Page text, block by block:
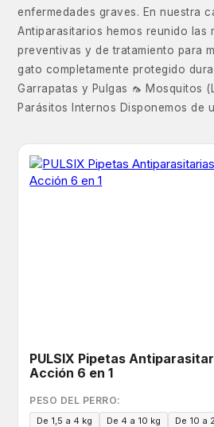
enfermedades graves. En nuestra
Antiparasitarios hemos reunido las
preventivas y de tratamiento para
gato completamente protegido
Garrapatas y Pulgas 🦟 Mosquitos
Parásitos Internos Disponemos de
PULSIX Pipetas
Acción 6 en 1
PESO DEL PERRO:
De 1,5 a 4 kg De 4 a 10 kg De 10 a